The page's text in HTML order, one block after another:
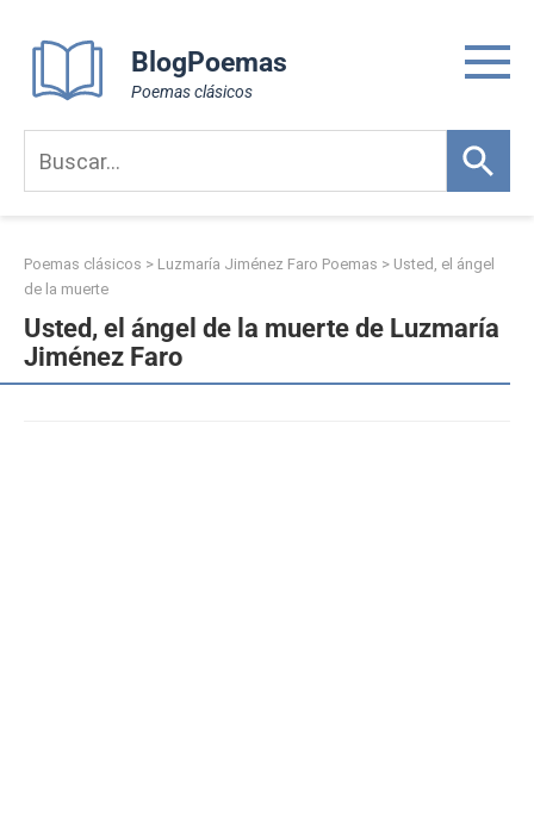
content
BlogPoemas
Poemas clásicos
Poemas clásicos > Luzmaría Jiménez Faro Poemas > Usted, el ángel
de la muerte
Usted, el ángel de la muerte de Luzmaría
Jiménez Faro